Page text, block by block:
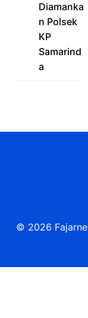
Diamanka
n Polsek
KP
Samarind
a
© 2026